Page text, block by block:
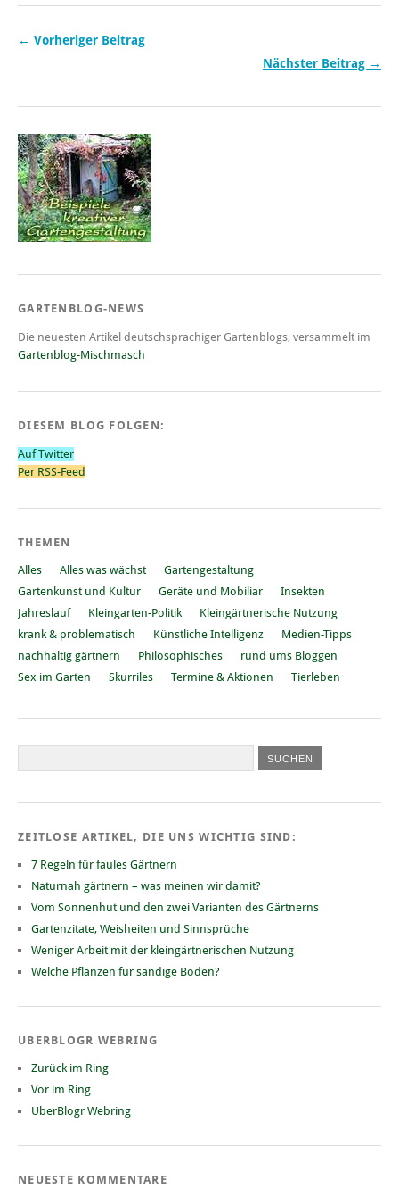
← Vorheriger Beitrag
Nächster Beitrag →
GARTENBLOG-NEWS
Die neuesten Artikel deutschsprachiger Gartenblogs, versammelt im
Gartenblog-Mischmasch
DIESEM BLOG FOLGEN:
Auf Twitter
Per RSS-Feed
THEMEN
Alles Alles was wächst
Gartengestaltung
Gartenkunst und Kultur
Geräte und Mobiliar
Insekten
Jahreslauf
Kleingarten-Politik
Kleingärtnerische Nutzung
krank & problematisch
Künstliche Intelligenz
Medien-Tipps
nachhaltig gärtnern
Philosophisches
rund ums Bloggen
Sex im Garten
Skurriles Termine & Aktionen Tierleben
ZEITLOSE ARTIKEL, DIE UNS WICHTIG SIND:
7 Regeln für faules Gärtnern
Naturnah gärtnern – was meinen wir damit?
Vom Sonnenhut und den zwei Varianten des Gärtnerns
Gartenzitate, Weisheiten und Sinnsprüche
Weniger Arbeit mit der kleingärtnerischen Nutzung
Welche Pflanzen für sandige Böden?
UBERBLOGR WEBRING
Zurück im Ring
Vor im Ring
UberBlogr Webring
NEUESTE KOMMENTARE